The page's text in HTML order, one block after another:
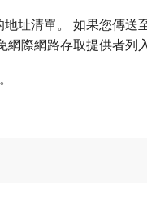
址清單。 如果您傳
際網路存取提供者列